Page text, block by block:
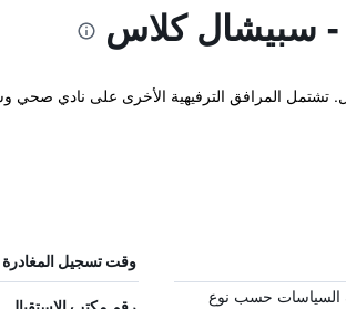
- سبيشال كلاس
المرافق الترفيهية الأخرى على نادي صحي
وقت تسجيل المغادرة
السياسات حسب نوع